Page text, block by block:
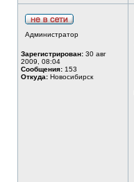
Администратор
Зарегистрирован: 30 авг
2009, 08:04
Сообщения: 153
Откуда: Новосибирск